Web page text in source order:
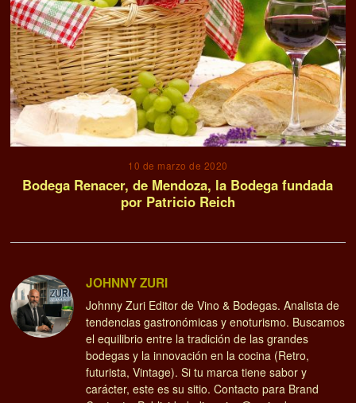
10 de marzo de 2020
Bodega Renacer, de Mendoza, la Bodega fundada
por Patricio Reich
JOHNNY ZURI
Johnny Zuri Editor de Vino & Bodegas. Analista de
tendencias gastronómicas y enoturismo. Buscamos
el equilibrio entre la tradición de las grandes
bodegas y la innovación en la cocina (Retro,
futurista, Vintage). Si tu marca tiene sabor y
carácter, este es su sitio. Contacto para Brand